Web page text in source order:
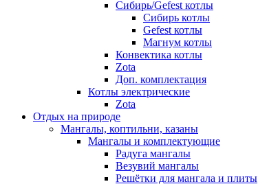
Сибирь/Gefest котлы
Сибирь котлы
Gefest котлы
Магнум котлы
Конвектика котлы
Zota
Доп. комплектация
Котлы электрические
Zota
Отдых на природе
Мангалы, коптильни, казаны
Мангалы и комплектующие
Радуга мангалы
Везувий мангалы
Решётки для мангала и плиты